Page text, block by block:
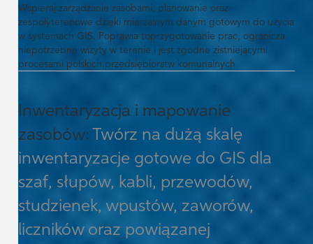
Wspieraj zarządzanie zasobami, planowanie oraz
zespołyterenowe dzięki mierzalnym danym gotowym do użycia
w systemach GIS. Poprawia toprzygotowanie prac, ogranicza
niepotrzebne wizyty w terenie i jest zgodne zistniejącymi
procesami polskich przedsiębiorstw komunalnych.
Inwentaryzacja i mapowanie
zasobów: Twórz na dużą skalę
inwentaryzacje gotowe do GIS dla
szaf, słupów, kabli, przewodów,
studzienek, wpustów, zaworów,
liczników oraz powiązanej